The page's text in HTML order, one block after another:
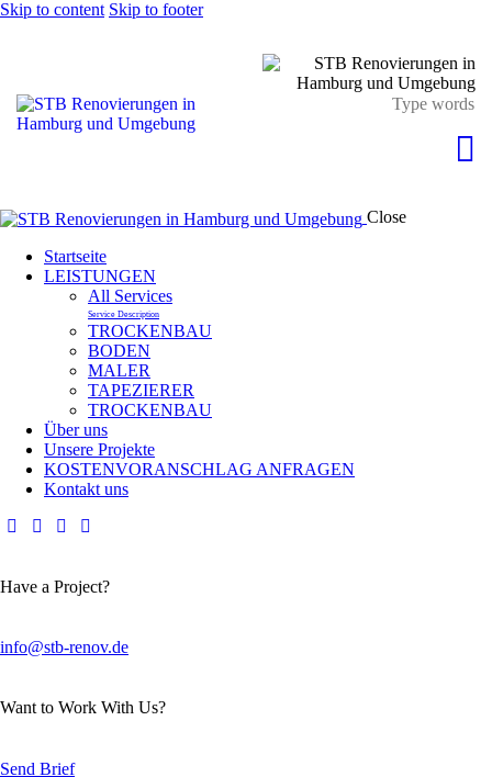
Skip to content Skip to footer
Close
Startseite
LEISTUNGEN
All Services
Service Description
TROCKENBAU
BODEN
MALER
TAPEZIERER
TROCKENBAU
Über uns
Unsere Projekte
KOSTENVORANSCHLAG ANFRAGEN
Kontakt uns
Have a Project?
info@stb-renov.de
Want to Work With Us?
Send Brief